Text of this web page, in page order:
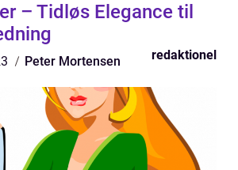
– Tidløs Elegance til
Peter Mortensen redaktionel